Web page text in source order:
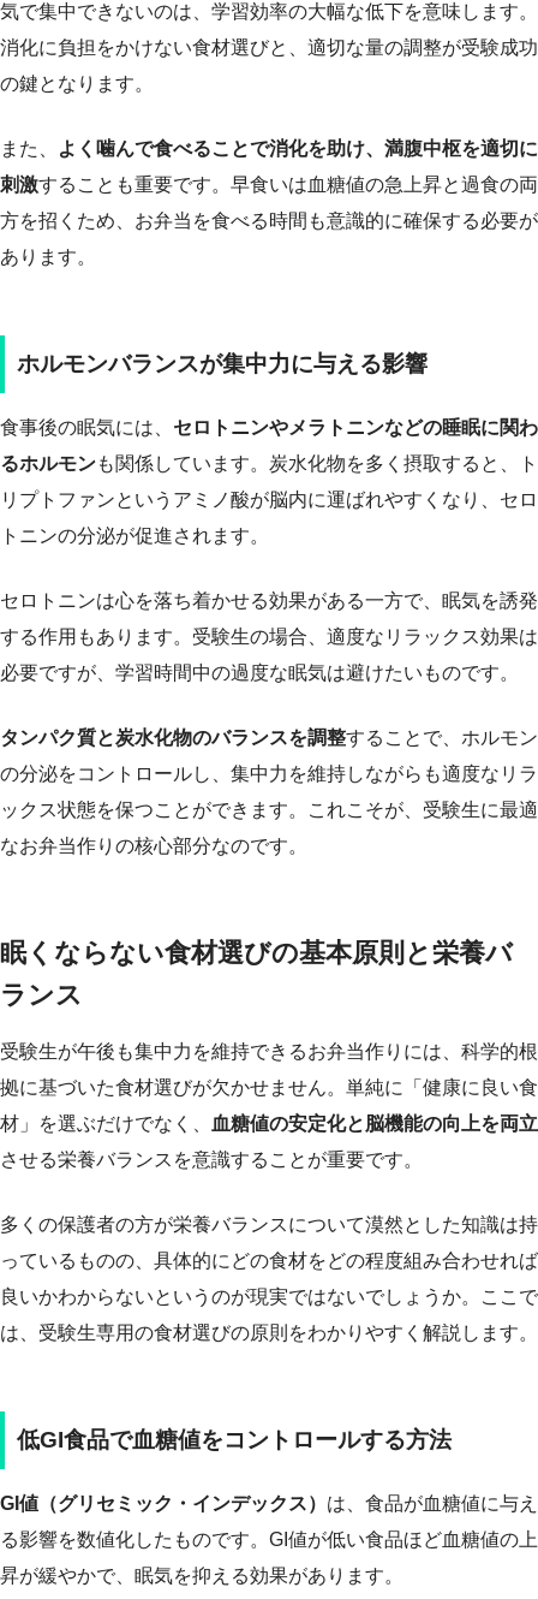
気で集中できないのは、学習効率の大幅な低下を意味します。
消化に負担をかけない食材選びと、適切な量の調整が受験成功
の鍵となります。
また、
よく噛んで食べることで消化を助け、満腹中枢を適切に
刺激することも重要です。早食いは血糖値の急上昇と過食の両
方を招くため、お弁当を食べる時間も意識的に確保する必要が
あります。
ホルモンバランスが集中力に与える影響
食事後の眠気には、 セロトニンやメラトニンなどの睡眠に関わ
るホルモンも関係しています。炭水化物を多く摂取すると、ト
リプトファンというアミノ酸が脳内に運ばれやすくなり、セロ
トニンの分泌が促進されます。
セロトニンは心を落ち着かせる効果がある一方で、眠気を誘発
する作用もあります。受験生の場合、適度なリラックス効果は
必要ですが、学習時間中の過度な眠気は避けたいものです。
タンパク質と炭水化物のバランスを調整することで、ホルモン
の分泌をコントロールし、集中力を維持しながらも適度なリラ
ックス状態を保つことができます。これこそが、受験生に最適
なお弁当作りの核心部分なのです。
眠くならない食材選びの基本原則と栄養バ
ランス
受験生が午後も集中力を維持できるお弁当作りには、科学的根
拠に基づいた食材選びが欠かせません。単純に「健康に良い食
材」を選ぶだけでなく、
血糖値の安定化と脳機能の向上を両立
させる栄養バランスを意識することが重要です。
多くの保護者の方が栄養バランスについて漠然とした知識は持
っているものの、具体的にどの食材をどの程度組み合わせれば
良いかわからないというのが現実ではないでしょうか。ここで
は、受験生専用の食材選びの原則をわかりやすく解説します。
低GI食品で血糖値をコントロールする方法
GI値（グリセミック・インデックス） は、食品が血糖値に与え
る影響を数値化したものです。GI値が低い食品ほど血糖値の上
昇が緩やかで、眠気を抑える効果があります。